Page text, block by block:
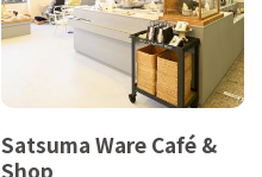
Satsuma Ware Café &
Shop